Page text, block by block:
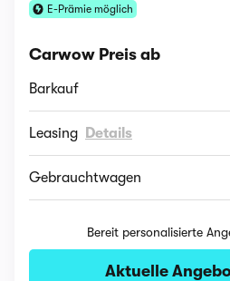
E-Prämie möglich
Carwow Preis ab
Barkauf
Leasing Details
Gebrauchtwagen
Bereit personalisierte
Aktuelle